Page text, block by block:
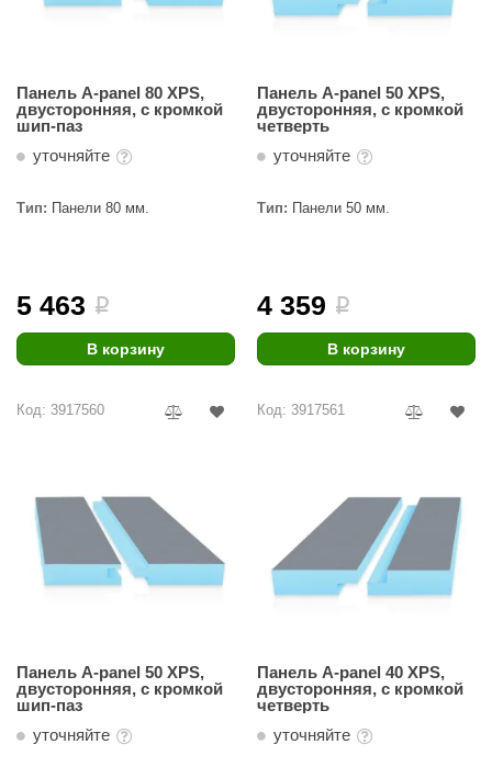
Панель A-panel 80 XPS,
двусторонняя, с кромкой
шип-паз
уточняйте
Тип: Панели 80 мм.
5 463 i
В корзину
Панель A-panel 50 XPS,
двусторонняя, с кромкой
четверть
уточняйте
Тип: Панели 50 мм.
4 359 i
В корзину
Код: 3917560
Панель A-panel 50 XPS,
двусторонняя, с кромкой
шип-паз
уточняйте
Код: 3917561
Панель A-panel 40 XPS,
двусторонняя, с кромкой
четверть
уточняйте